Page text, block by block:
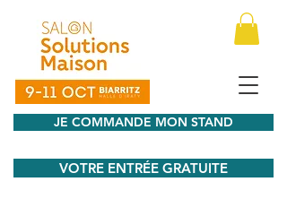
JE COMMANDE MON STAND
VOTRE ENTRÉE GRATUITE